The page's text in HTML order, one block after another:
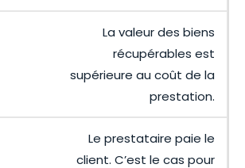
La valeur des biens
récupérables est
supérieure au coût de la
prestation.
Le prestataire paie le
client. C’est le cas pour